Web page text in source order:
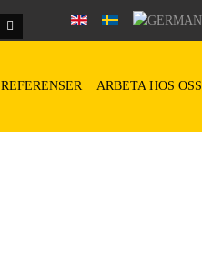
REFERENSER ARBETA HOS OSS